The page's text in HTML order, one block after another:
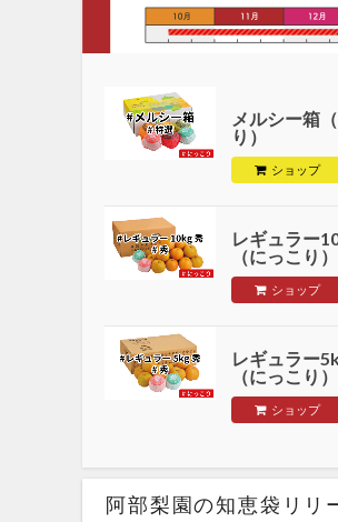
メルシー箱
り）
ショップ
レギュラー
（にっこり）
ショップ
レギュラー
（にっこり）
ショップ
阿部梨園の知恵袋リリ